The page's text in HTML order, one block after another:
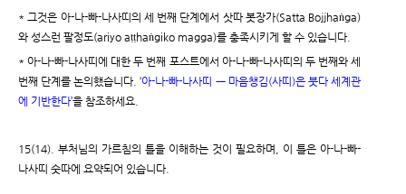
* 그것은 아-나-빠-나사띠의 세 번째 단계에서 삿따 봇장가(Satta Bojjhaṅga)
와 성스런 팔정도(ariyo aṭṭhaṅgiko magga)를 충족시키게 할 수 있습니다.
* 아-나-빠-나사띠에 대한 두 번째 포스트에서 아-나-빠-나사띠의 두 번째와 세
번째 단계를 논의했습니다. ‘아-나-빠-나사띠 ㅡ 마음챙김(사띠)은 붓다 세계관
에 기반한다’을 참조하세요.
15(14). 부처님의 가르침의 틀을 이해하는 것이 필요하며, 이 틀은 아-나-빠-
나사띠 숫따에 요약되어 있습니다.